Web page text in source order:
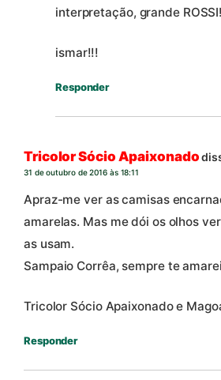
interpretação, grande
ismar!!!
Responder
Tricolor Sócio Apaixonado
31 de outubro de 2016 às 18:11
Apraz-me ver as camisas
amarelas. Mas me dói os olhos
as usam.
Sampaio Corrêa, sempre te
Tricolor Sócio Apaixonado e
Responder